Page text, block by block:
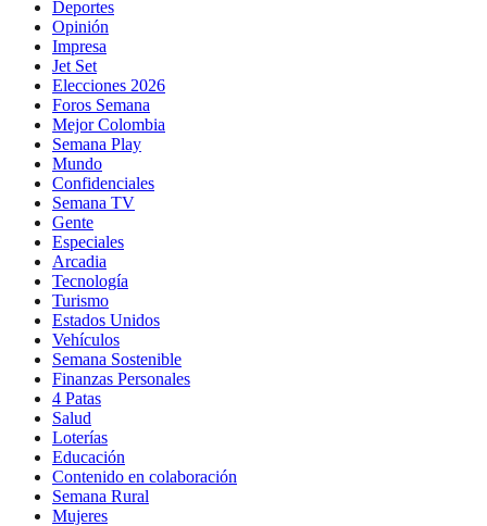
Deportes
Opinión
Impresa
Jet Set
Elecciones 2026
Foros Semana
Mejor Colombia
Semana Play
Mundo
Confidenciales
Semana TV
Gente
Especiales
Arcadia
Tecnología
Turismo
Estados Unidos
Vehículos
Semana Sostenible
Finanzas Personales
4 Patas
Salud
Loterías
Educación
Contenido en colaboración
Semana Rural
Mujeres